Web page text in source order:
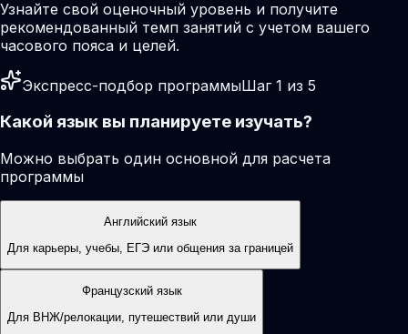
Узнайте свой оценочный уровень и получите
рекомендованный темп занятий с учетом вашего
часового пояса и целей.
Экспресс-подбор программыШаг 1 из 5
Какой язык вы планируете изучать?
Можно выбрать один основной для расчета
программы
Английский язык
Для карьеры, учебы, ЕГЭ или общения за границей
Французский язык
Для ВНЖ/релокации, путешествий или души